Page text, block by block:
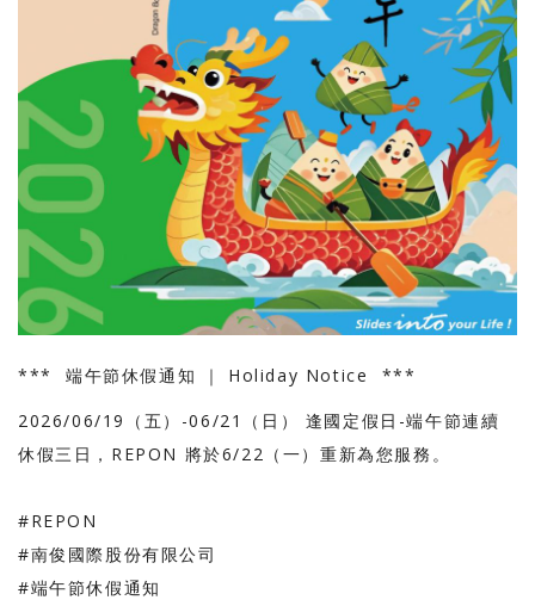
*** 端午節休假通知 ｜ Holiday Notice ***
2026/06/19（五）-06/21（日） 逢國定假日-端午節連續
休假三日，REPON 將於6/22（一）重新為您服務。
#REPON
#南俊國際股份有限公司
#端午節休假通知